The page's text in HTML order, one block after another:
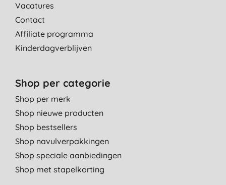
Vacatures
Contact
Affiliate programma
Kinderdagverblijven
Shop per categorie
Shop per merk
Shop nieuwe producten
Shop bestsellers
Shop navulverpakkingen
Shop speciale aanbiedingen
Shop met stapelkorting